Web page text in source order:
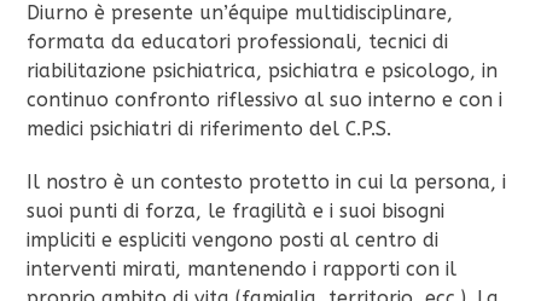
Diurno è presente un’équipe multidisciplinare,
formata da educatori professionali, tecnici di
riabilitazione psichiatrica, psichiatra e psicologo, in
continuo confronto riflessivo al suo interno e con i
medici psichiatri di riferimento del C.P.S.
Il nostro è un contesto protetto in cui la persona, i
suoi punti di forza, le fragilità e i suoi bisogni
impliciti e espliciti vengono posti al centro di
interventi mirati, mantenendo i rapporti con il